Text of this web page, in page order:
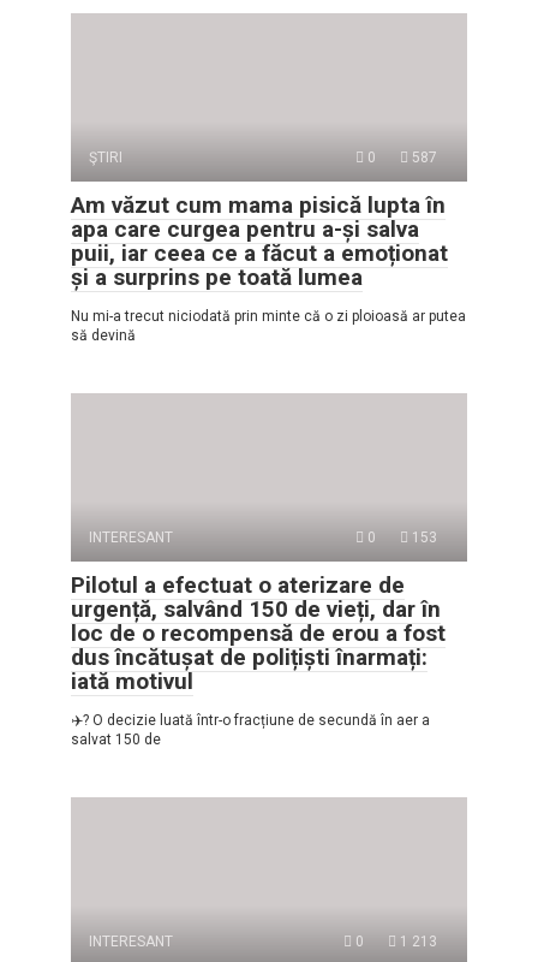
ŞTIRI 0 587
Am văzut cum mama pisică lupta în
apa care curgea pentru a-și salva
puii, iar ceea ce a făcut a emoționat
și a surprins pe toată lumea
Nu mi-a trecut niciodată prin minte că o zi ploioasă ar putea
să devină
INTERESANT 0 153
Pilotul a efectuat o aterizare de
urgență, salvând 150 de vieți, dar în
loc de o recompensă de erou a fost
dus încătușat de polițiști înarmați:
iată motivul
✈️? O decizie luată într-o fracțiune de secundă în aer a
salvat 150 de
INTERESANT 0 1 213